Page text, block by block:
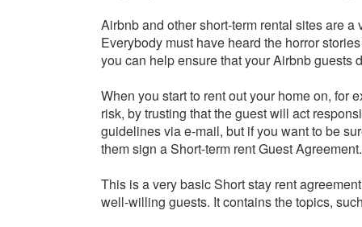
Airbnb and other short-term rental sites are
Everybody must have heard the horror
you can help ensure that your Airbnb guests
When you start to rent out your home on, for
risk, by trusting that the guest will act
guidelines via e-mail, but if you want to be
them sign a Short-term rent Guest Agreement.
This is a very basic Short stay rent
well-willing guests. It contains the topics,